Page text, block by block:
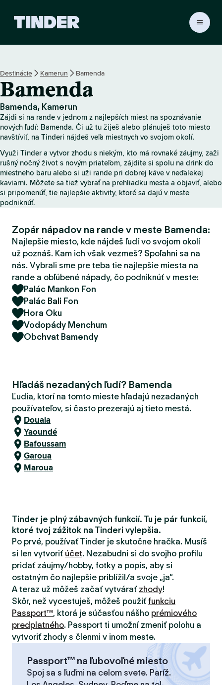
s
k
á
b
r
a
o
v
k
a
T
d
e
r
Destinácie Kamerun Bamenda
Bamenda
Bamenda, Kamerun
Zájdi si na rande v jednom z najlepších miest na spoznávanie
nových ľudí: Bamenda. Či už tu žiješ alebo plánuješ toto miesto
navštíviť, na Tinderi nájdeš veľa miestnych vo svojom okolí.
Využi Tinder a vytvor zhodu s niekým, kto má rovnaké záujmy, zaži
rušný nočný život s novým priateľom, zájdite si spolu na drink do
miestneho baru alebo si uži rande pri dobrej káve v neďalekej
kaviarni. Môžete sa tiež vybrať na prehliadku mesta a objaviť, alebo
si pripomenúť, tie najlepšie aktivity, ktoré sa dajú v meste
podniknúť.
Zopár nápadov na rande v meste Bamenda:
Najlepšie miesto, kde nájdeš ľudí vo svojom okolí
už poznáš. Kam ich však vezmeš? Spoľahni sa na
nás. Vybrali sme pre teba tie najlepšie miesta na
rande a obľúbené nápady, čo podniknúť v meste:
Palác Mankon Fon
Palác Bali Fon
Hora Oku
Vodopády Menchum
Obchvat Bamendy
Hľadáš nezadaných ľudí? Bamenda
Ľudia, ktorí na tomto mieste hľadajú nezadaných
používateľov, si často prezerajú aj tieto mestá.
Douala
Yaoundé
Bafoussam
Garoua
Maroua
Tinder je plný zábavných funkcií. Tu je pár funkcií,
ktoré tvoj zážitok na Tinderi vylepšia.
Po prvé, používať Tinder je skutočne hračka. Musíš
si len vytvoriť účet. Nezabudni si do svojho profilu
pridať záujmy/hobby, fotky a popis, aby si
ostatným čo najlepšie priblížil/a svoje „ja“.
A teraz už môžeš začať vytvárať zhody!
Skôr, než vycestuješ, môžeš použiťfunkciu
Passport™, ktorá je súčasťou nášho prémiového
predplatného. Passport ti umožní zmeniť polohu a
vytvoriť zhody s členmi v inom meste.
Passport™ na ľubovoľné miesto
Spoj sa s ľuďmi na celom svete. Paríž.